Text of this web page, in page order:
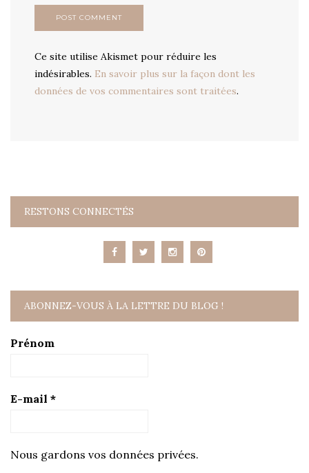
Ce site utilise Akismet pour réduire les
indésirables. En savoir plus sur la façon dont les
données de vos commentaires sont traitées.
RESTONS CONNECTÉS
ABONNEZ-VOUS À LA LETTRE DU BLOG !
Prénom
E-mail *
Nous gardons vos données privées.